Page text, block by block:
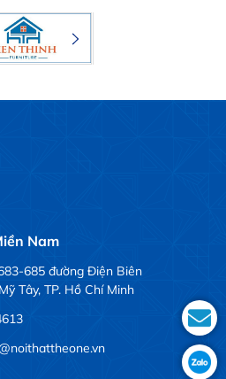
Nam
685 đường Điện Biên
Tây, TP. Hồ Chí Minh